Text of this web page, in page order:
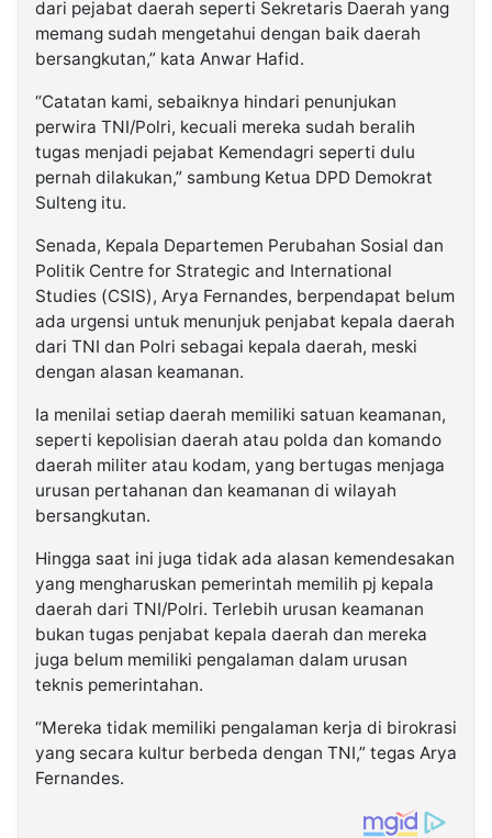
dari pejabat daerah seperti Sekretaris Daerah yang
memang sudah mengetahui dengan baik daerah
bersangkutan,” kata Anwar Hafid.
“Catatan kami, sebaiknya hindari penunjukan
perwira TNI/Polri, kecuali mereka sudah beralih
tugas menjadi pejabat Kemendagri seperti dulu
pernah dilakukan,” sambung Ketua DPD Demokrat
Sulteng itu.
Senada, Kepala Departemen Perubahan Sosial dan
Politik Centre for Strategic and International
Studies (CSIS), Arya Fernandes, berpendapat belum
ada urgensi untuk menunjuk penjabat kepala daerah
dari TNI dan Polri sebagai kepala daerah, meski
dengan alasan keamanan.
Ia menilai setiap daerah memiliki satuan keamanan,
seperti kepolisian daerah atau polda dan komando
daerah militer atau kodam, yang bertugas menjaga
urusan pertahanan dan keamanan di wilayah
bersangkutan.
Hingga saat ini juga tidak ada alasan kemendesakan
yang mengharuskan pemerintah memilih pj kepala
daerah dari TNI/Polri. Terlebih urusan keamanan
bukan tugas penjabat kepala daerah dan mereka
juga belum memiliki pengalaman dalam urusan
teknis pemerintahan.
“Mereka tidak memiliki pengalaman kerja di birokrasi
yang secara kultur berbeda dengan TNI,” tegas Arya
Fernandes.